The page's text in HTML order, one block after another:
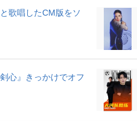
歌唱したCM版をソ
心』きっかけでオフ